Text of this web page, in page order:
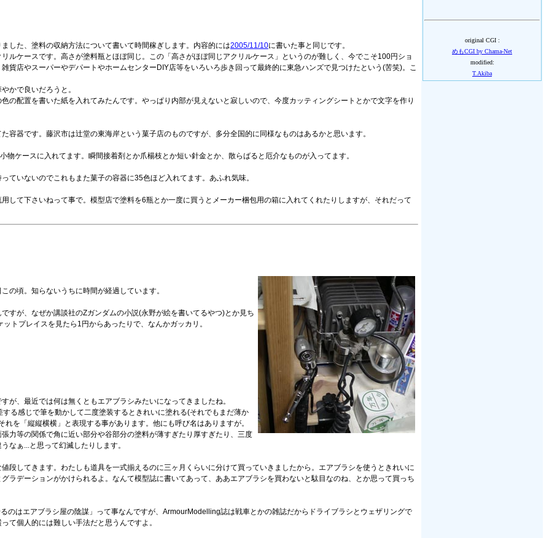
した、塗料の収納方法について書いて時間稼ぎします。内容的には2005/11/10に書いた事と同じです。
ルケースです。高さが塗料瓶とほぼ同じ。この「高さがほぼ同じアクリルケース」というのが難しく、今でこそ100円ショ
貨店やスーパーやデパートやホームセンターDIY店等をいろいろ歩き回って最終的に東急ハンズで見つけたという(苦笑)。こ
かで良いだろうと。
の配置を書いた紙を入れてみたんです。やっぱり内部が見えないと寂しいので、今度カッティングシートとかで文字を作り
容器です。藤沢市は辻堂の東海岸という菓子店のものですが、多分全国的に同様なものはあるかと思います。
ケースに入れてます。瞬間接着剤とか爪楊枝とか短い針金とか、散らばると厄介なものが入ってます。
ていないのでこれもまた菓子の容器に35色ほど入れてます。あふれ気味。
して下さいねって事で。模型店で塗料を6瓶とか一度に買うとメーカー梱包用の箱に入れてくれたりしますが、それだって
の頃。知らないうちに時間が経過しています。
すが、なぜか講談社のZガンダムの小説(永野が絵を書いてるやつ)とか見ち
トプレイスを見たら1円からあったりで、なんかガッカリ。
が、最近では何は無くともエアブラシみたいになってきましたね。
る感じで筆を動かして二度塗装するときれいに塗れる(それでもまだ薄か
を「縦縦横横」と表現する事があります。他にも呼び名はありますが。
力等の関係で角に近い部分や谷部分の塗料が薄すぎたり厚すぎたり、三度
なぁ...と思って幻滅したりします。
段してきます。わたしも道具を一式揃えるのに三ヶ月くらいに分けて買っていきましたから。エアブラシを使うときれいに
ラデーションがかけられるよ。なんて模型誌に書いてあって、ああエアブラシを買わないと駄目なのね、とか思って買っち
のはエアブラシ屋の陰謀」って事なんですが、ArmourModelling誌は戦車とかの雑誌だからドライブラシとウェザリングで
て個人的には難しい手法だと思うんですよ。
original CGI :
めもCGI by Chama-Net
modified:
T.Akiba